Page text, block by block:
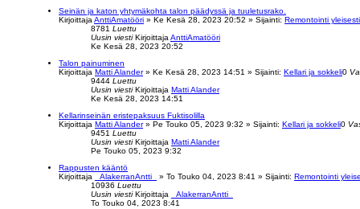
Seinän ja katon yhtymäkohta talon päädyssä ja tuuletusrako.
KirjoittajaAnttiAmatööri » Ke Kesä 28, 2023 20:52 » Sijainti: Remontointi yleisesti
8781 Luettu
Uusin viesti KirjoittajaAnttiAmatööri
Ke Kesä 28, 2023 20:52
Talon painuminen
Kirjoittaja Matti Alander» Ke Kesä 28, 2023 14:51 » Sijainti: Kellari ja sokkeli0
9444 Luettu
Uusin viesti Kirjoittaja Matti Alander
Ke Kesä 28, 2023 14:51
Kellarinseinän eristepaksuus Fuktisolilla
Kirjoittaja Matti Alander» Pe Touko 05, 2023 9:32 » Sijainti: Kellari ja sokkeli0
9451 Luettu
Uusin viesti Kirjoittaja Matti Alander
Pe Touko 05, 2023 9:32
Rappusten kääntö
Kirjoittaja
_AlakerranAntti_ » To Touko 04, 2023 8:41 » Sijainti: Remontointi
10936 Luettu
Uusin viesti Kirjoittaja
_AlakerranAntti_
To Touko 04, 2023 8:41